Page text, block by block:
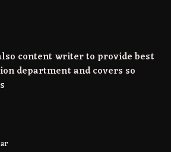
content writer to provide best
department and covers so